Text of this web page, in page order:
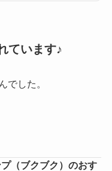
ています♪
でした。
（ブクブク）のおす